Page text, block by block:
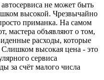
не может быть
высокой. Чрезвычайно
приманка. На самом
мастера объявляют о том,
расходы, которые
высокая цена - это
сервиса
за счёт малого числа